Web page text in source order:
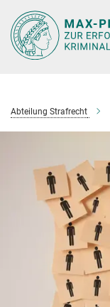
Hauptinhalt
Abteilung Strafrecht